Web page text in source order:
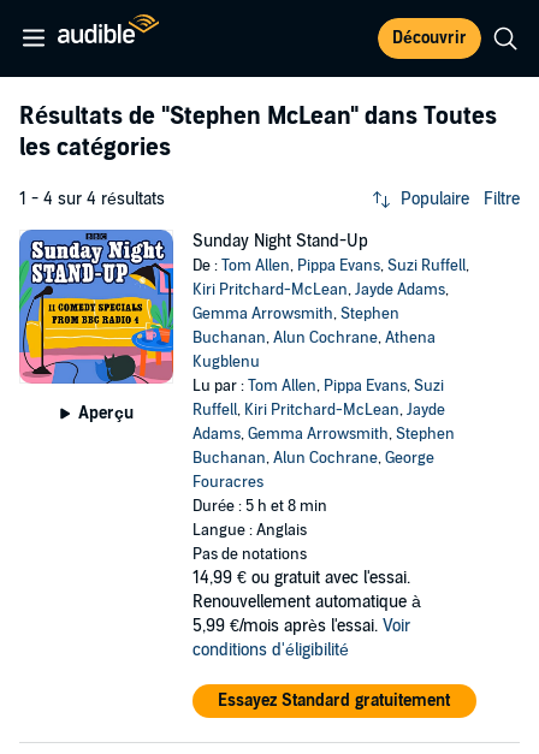
Découvrir
Résultats de "Stephen McLean" dans Toutes
les catégories
1 - 4 sur 4 résultats Populaire Filtre
Aperçu
Sunday Night Stand-Up
De :Tom Allen, Pippa Evans,Suzi Ruffell,
Kiri Pritchard-McLean,Jayde Adams,
Gemma Arrowsmith,Stephen
Buchanan,Alun Cochrane,Athena
Kugblenu
Lu par :Tom Allen, Pippa Evans,Suzi
Ruffell, Kiri Pritchard-McLean,Jayde
Adams,Gemma Arrowsmith,Stephen
Buchanan,Alun Cochrane,George
Fouracres
Durée : 5 h et 8 min
Langue : Anglais
Pas de notations
14,99 € ou gratuit avec l'essai.
Renouvellement automatique à
5,99 €/mois après l'essai. Voir
conditions d'éligibilité
Essayez Standard gratuitement